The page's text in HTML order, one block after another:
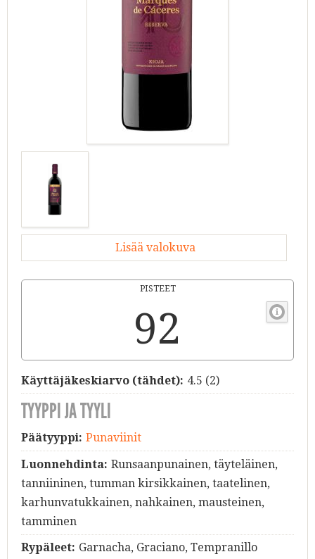
Lisää valokuva
PISTEET
92
Käyttäjäkeskiarvo (tähdet): 4.5 (2)
TYYPPI JA TYYLI
Päätyyppi: Punaviinit
Luonnehdinta: Runsaanpunainen, täyteläinen,
tanniininen, tumman kirsikkainen, taatelinen,
karhunvatukkainen, nahkainen, mausteinen,
tamminen
Rypäleet: Garnacha, Graciano, Tempranillo